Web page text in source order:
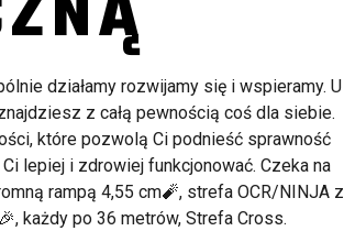
działamy rozwijamy się i wspieramy. U
z całą pewnością coś dla siebie.
które pozwolą Ci podnieść sprawność
lepiej i zdrowiej funkcjonować. Czeka na
rampą 4,55 cm🧨, strefa OCR/NINJA z
każdy po 36 metrów, Strefa Cross.